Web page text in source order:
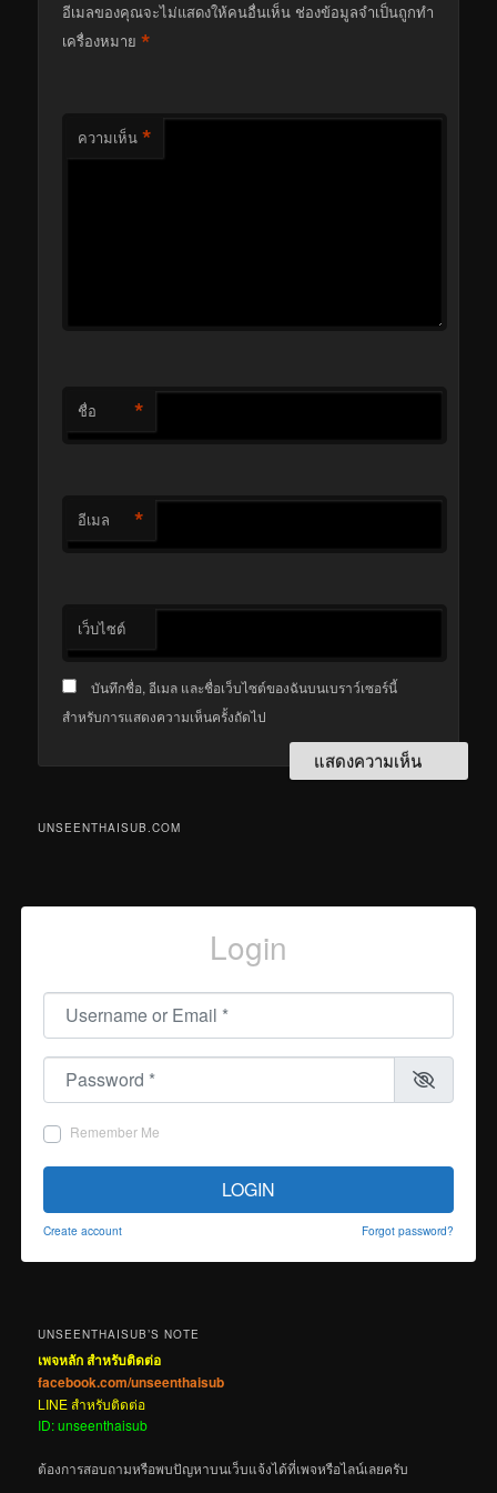
อีเมลของคุณจะไม่แสดงให้คนอื่นเห็น ช่องข้อมูลจำเป็นถูกทำ
เครื่องหมาย*
ความเห็น *
ชื่อ *
อีเมล *
เว็บไซต์
บันทึกชื่อ, อีเมล และชื่อเว็บไซต์ของฉันบนเบราว์เซอร์นี้
สำหรับการแสดงความเห็นครั้งถัดไป
UNSEENTHAISUB.COM
Login
Username or Email
Password
Remember Me
LOGIN
Create account Forgot password?
UNSEENTHAISUB’S NOTE
เพจหลัก สำหรับติดต่อ
facebook.com/unseenthaisub
LINE สำหรับติดต่อ
ID: unseenthaisub
ต้องการสอบถามหรือพบปัญหาบนเว็บแจ้งได้ที่เพจหรือไลน์เลยครับ